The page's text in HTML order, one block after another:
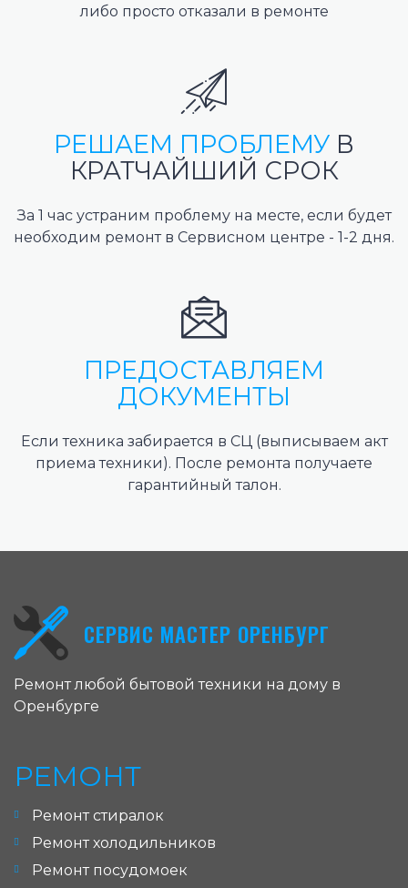
либо просто отказали в ремонте
РЕШАЕМ ПРОБЛЕМУ В
КРАТЧАЙШИЙ СРОК
За 1 час устраним проблему на месте, если будет
необходим ремонт в Сервисном центре - 1-2 дня.
ПРЕДОСТАВЛЯЕМ
ДОКУМЕНТЫ
Если техника забирается в СЦ (выписываем акт
приема техники). После ремонта получаете
гарантийный талон.
СЕРВИС МАСТЕР ОРЕНБУРГ
Ремонт любой бытовой техники на дому в
Оренбурге
РЕМОНТ
Ремонт стиралок
Ремонт холодильников
Ремонт посудомоек